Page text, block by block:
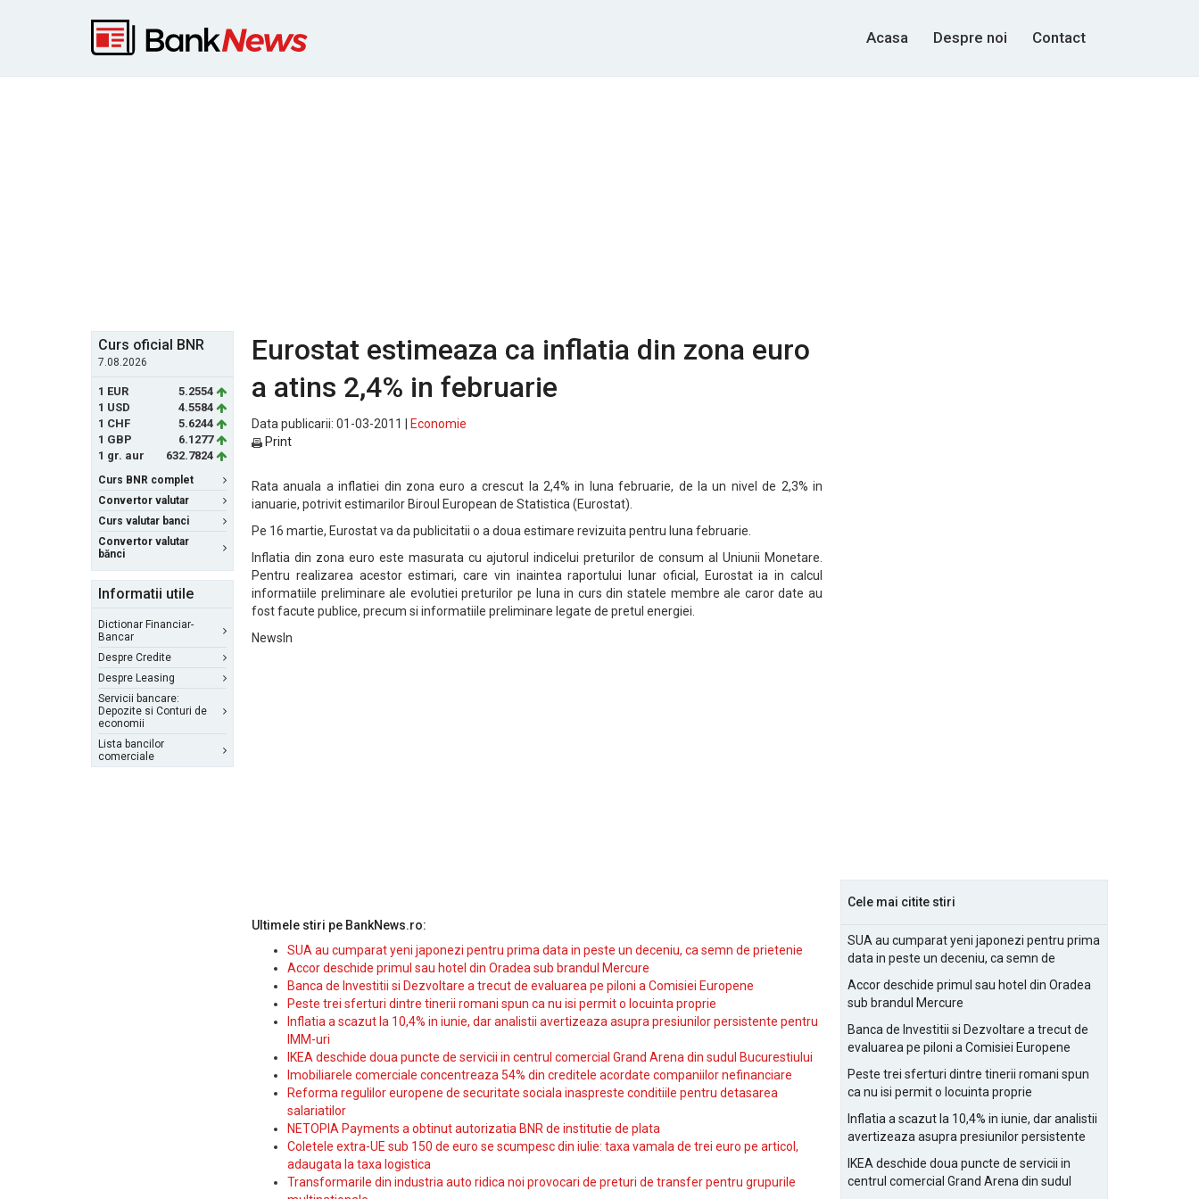
Acasa Despre noi Contact
Curs oficial BNR
7.08.2026
1 EUR
5.2554
1 USD
4.5584
1 CHF
5.6244
1 GBP
6.1277
1 gr. aur
632.7824
Curs BNR complet
Convertor valutar
Curs valutar banci
Convertor valutar
bănci
Informatii utile
Dictionar Financiar-
Bancar
Despre Credite
Despre Leasing
Servicii bancare:
Depozite si Conturi de
economii
Lista bancilor
comerciale
Eurostat estimeaza ca inflatia din zona euro
a atins 2,4% in februarie
Data publicarii: 01-03-2011 |
Economie
Print
Rata anuala a inflatiei din zona euro a crescut la 2,4% in luna februarie, de la un nivel de 2,3% in
ianuarie, potrivit estimarilor Biroul European de Statistica (Eurostat).
Pe 16 martie, Eurostat va da publicitatii o a doua estimare revizuita pentru luna februarie.
Inflatia din zona euro este masurata cu ajutorul indicelui preturilor de consum al Uniunii Monetare.
Pentru realizarea acestor estimari, care vin inaintea raportului lunar oficial, Eurostat ia in calcul
informatiile preliminare ale evolutiei preturilor pe luna in curs din statele membre ale caror date au
fost facute publice, precum si informatiile preliminare legate de pretul energiei.
NewsIn
Ultimele stiri pe BankNews.ro:
SUA au cumparat yeni japonezi pentru prima data in peste un deceniu, ca semn de prietenie
Accor deschide primul sau hotel din Oradea sub brandul Mercure
Banca de Investitii si Dezvoltare a trecut de evaluarea pe piloni a Comisiei Europene
Peste trei sferturi dintre tinerii romani spun ca nu isi permit o locuinta proprie
Inflatia a scazut la 10,4% in iunie, dar analistii avertizeaza asupra presiunilor persistente pentru
IMM-uri
IKEA deschide doua puncte de servicii in centrul comercial Grand Arena din sudul Bucurestiului
Imobiliarele comerciale concentreaza 54% din creditele acordate companiilor nefinanciare
Reforma regulilor europene de securitate sociala inaspreste conditiile pentru detasarea
salariatilor
NETOPIA Payments a obtinut autorizatia BNR de institutie de plata
Coletele extra-UE sub 150 de euro se scumpesc din iulie: taxa vamala de trei euro pe articol,
adaugata la taxa logistica
Transformarile din industria auto ridica noi provocari de preturi de transfer pentru grupurile
Cele mai citite stiri
SUA au cumparat yeni japonezi pentru prima
data in peste un deceniu, ca semn de
Accor deschide primul sau hotel din Oradea
sub brandul Mercure
Banca de Investitii si Dezvoltare a trecut de
evaluarea pe piloni a Comisiei Europene
Peste trei sferturi dintre tinerii romani spun
ca nu isi permit o locuinta proprie
Inflatia a scazut la 10,4% in iunie, dar analistii
avertizeaza asupra presiunilor persistente
IKEA deschide doua puncte de servicii in
centrul comercial Grand Arena din sudul